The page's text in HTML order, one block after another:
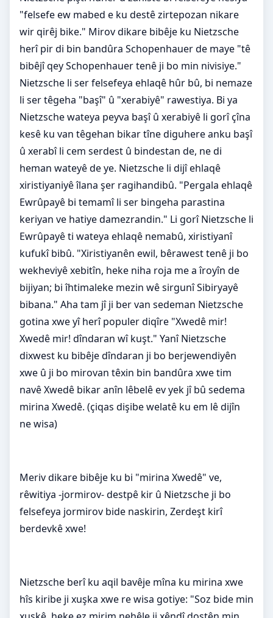
"felsefe ew mabed e ku destê zirtepozan nikare
wir qirêj bike." Mirov dikare bibêje ku Nietzsche
herî pir di bin bandûra Schopenhauer de maye "tê
bibêjî qey Schopenhauer tenê ji bo min nivisiye."
Nietzsche li ser felsefeya ehlaqê hûr bû, bi nemaze
li ser têgeha "başî" û "xerabiyê" rawestiya. Bi ya
Nietzsche wateya peyva başî û xerabiyê li gorî çîna
kesê ku van têgehan bikar tîne diguhere anku başî
û xerabî li cem serdest û bindestan de, ne di
heman wateyê de ye. Nietzsche li dijî ehlaqê
xiristiyaniyê îlana şer ragihandibû. "Pergala ehlaqê
Ewrûpayê bi temamî li ser bingeha parastina
keriyan ve hatiye damezrandin." Li gorî Nietzsche li
Ewrûpayê ti wateya ehlaqê nemabû, xiristiyanî
kufukî bibû. "Xiristiyanên ewil, bêrawest tenê ji bo
wekheviyê xebitîn, heke niha roja me a îroyîn de
bijiyan; bi îhtimaleke mezin wê sirgunî Sibiryayê
bibana." Aha tam jî ji ber van sedeman Nietzsche
gotina xwe yî herî populer diqîre "Xwedê mir!
Xwedê mir! dîndaran wî kuşt." Yanî Nietzsche
dixwest ku bibêje dîndaran ji bo berjewendiyên
xwe û ji bo mirovan têxin bin bandûra xwe tim
navê Xwedê bikar anîn lêbelê ev yek jî bû sedema
mirina Xwedê. (çiqas dişibe welatê ku em lê dijîn
ne wisa)
Meriv dikare bibêje ku bi "mirina Xwedê" ve,
rêwitiya -jormirov- destpê kir û Nietzsche ji bo
felsefeya jormirov bide naskirin, Zerdeşt kirî
berdevkê xwe!
Nietzsche berî ku aqil bavêje mîna ku mirina xwe
hîs kiribe ji xuşka xwe re wisa gotiye: "Soz bide min